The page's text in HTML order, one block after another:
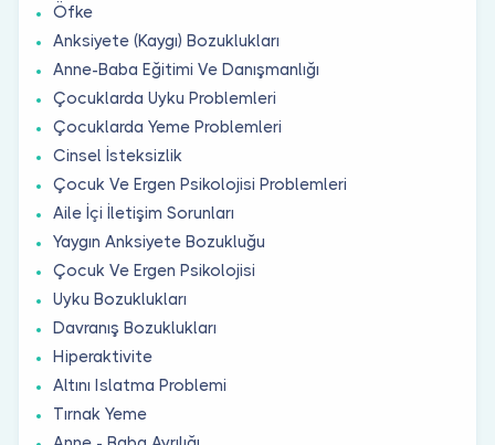
Öfke
Anksiyete (Kaygı) Bozuklukları
Anne-Baba Eğitimi Ve Danışmanlığı
Çocuklarda Uyku Problemleri
Çocuklarda Yeme Problemleri
Cinsel İsteksizlik
Çocuk Ve Ergen Psikolojisi Problemleri
Aile İçi İletişim Sorunları
Yaygın Anksiyete Bozukluğu
Çocuk Ve Ergen Psikolojisi
Uyku Bozuklukları
Davranış Bozuklukları
Hiperaktivite
Altını Islatma Problemi
Tırnak Yeme